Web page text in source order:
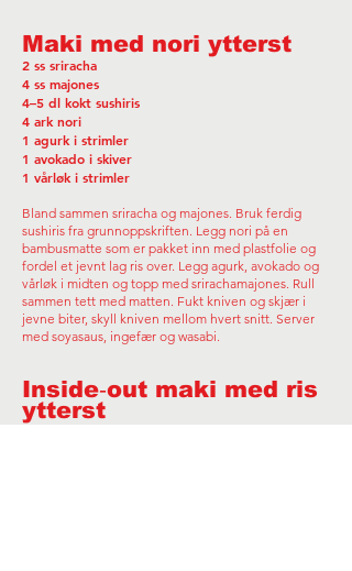
Maki med nori ytterst
2 ss sriracha
4 ss majones
4–5 dl kokt sushiris
4 ark nori
1 agurk i strimler
1 avokado i skiver
1 vårløk i strimler
Bland sammen sriracha og majones. Bruk ferdig
sushiris fra grunnoppskriften. Legg nori på en
bambusmatte som er pakket inn med plastfolie og
fordel et jevnt lag ris over. Legg agurk, avokado og
vårløk i midten og topp med srirachamajones. Rull
sammen tett med matten. Fukt kniven og skjær i
jevne biter, skyll kniven mellom hvert snitt. Server
med soyasaus, ingefær og wasabi.
Inside‑out maki med ris
ytterst